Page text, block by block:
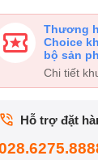
Thương
Choice
bộ sản
Chi tiết
Hỗ trợ đặt